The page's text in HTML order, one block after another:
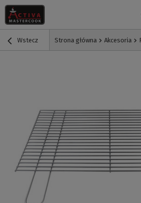
Wstecz Strona główna Akcesoria